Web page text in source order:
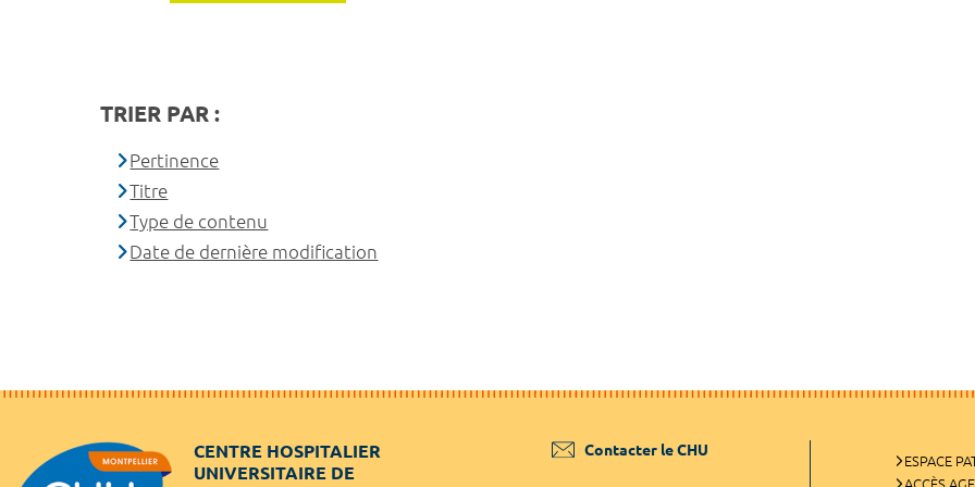
TRIER PAR :
Pertinence
Titre
Type de contenu
Date de dernière modification
CENTRE HOSPITALIER
UNIVERSITAIRE DE
Contacter le CHU
ESPACE
ACCÈS